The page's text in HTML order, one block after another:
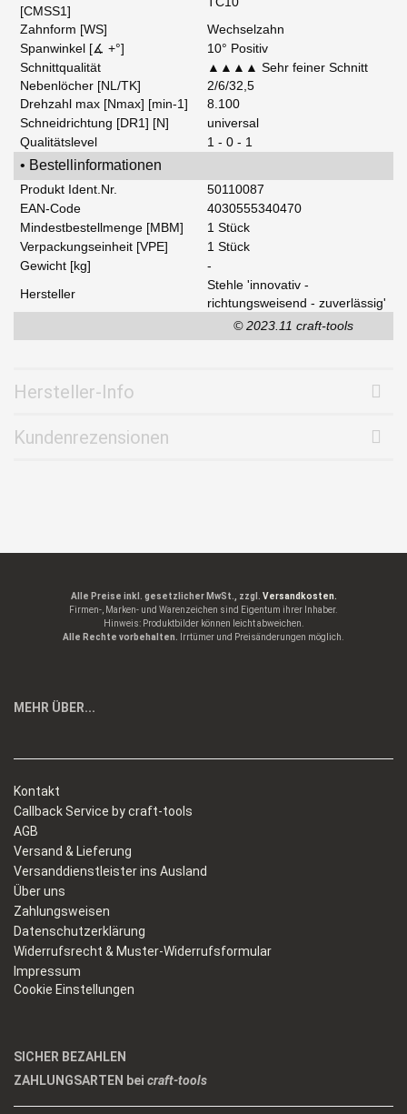
[CMSS1]
Zahnform [WS]
Wechselzahn
Spanwinkel [∡ +°]
10° Positiv
Schnittqualität
▲▲▲▲ Sehr feiner Schnitt
Nebenlöcher [NL/TK]
2/6/32,5
Drehzahl max [Nmax] [min-1]
8.100
Schneidrichtung [DR1] [N]
universal
Qualitätslevel
1 - 0 - 1
• Bestellinformationen
Produkt Ident.Nr.
50110087
EAN-Code
4030555340470
Mindestbestellmenge [MBM]
1 Stück
Verpackungseinheit [VPE]
1 Stück
Gewicht [kg]
-
Hersteller
Stehle 'innovativ -
richtungsweisend - zuverlässig'
© 2023.11 craft-tools
Hersteller-Info
Kundenrezensionen
Alle Preise inkl. gesetzlicher MwSt., zzgl. Versandkosten.
Firmen-, Marken- und Warenzeichen sind Eigentum ihrer Inhaber.
Hinweis: Produktbilder können leicht abweichen.
Alle Rechte vorbehalten. Irrtümer und Preisänderungen möglich.
MEHR ÜBER...
Kontakt
Callback Service by craft-tools
AGB
Versand & Lieferung
Versanddienstleister ins Ausland
Über uns
Zahlungsweisen
Datenschutzerklärung
Widerrufsrecht & Muster-Widerrufsformular
Impressum
Cookie Einstellungen
SICHER BEZAHLEN
ZAHLUNGSARTEN bei craft-tools